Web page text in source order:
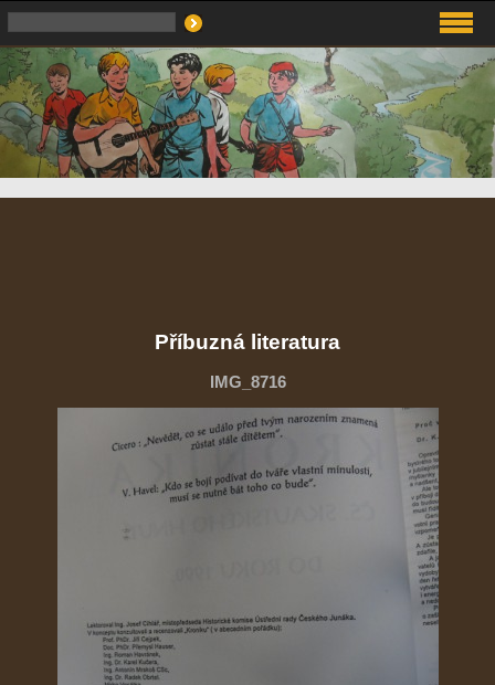
Příbuzná literatura
IMG_8716